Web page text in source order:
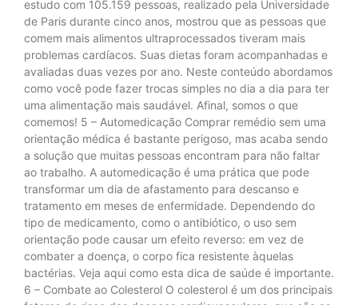
estudo com 105.159 pessoas, realizado pela Universidade
de Paris durante cinco anos, mostrou que as pessoas que
comem mais alimentos ultraprocessados tiveram mais
problemas cardíacos. Suas dietas foram acompanhadas e
avaliadas duas vezes por ano. Neste conteúdo abordamos
como você pode fazer trocas simples no dia a dia para ter
uma alimentação mais saudável. Afinal, somos o que
comemos! 5 – Automedicação Comprar remédio sem uma
orientação médica é bastante perigoso, mas acaba sendo
a solução que muitas pessoas encontram para não faltar
ao trabalho. A automedicação é uma prática que pode
transformar um dia de afastamento para descanso e
tratamento em meses de enfermidade. Dependendo do
tipo de medicamento, como o antibiótico, o uso sem
orientação pode causar um efeito reverso: em vez de
combater a doença, o corpo fica resistente àquelas
bactérias. Veja aqui como esta dica de saúde é importante.
6 – Combate ao Colesterol O colesterol é um dos principais